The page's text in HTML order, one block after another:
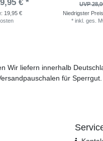
€ *
19,95 €
UVP
Niedrigster
* inkl. ges.
Wir liefern innerhalb
für Sperrgut.